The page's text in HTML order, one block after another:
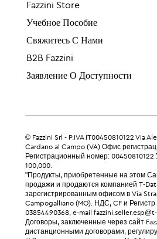
Fazzini Store
Учебное Пособие
Свяжитесь С Нами
B2B Fazzini
Заявление О Доступности
© Fazzini Srl - P.IVA IT00450810122 Via
Cardano al Campo (VA) Офис
Регистрационный номер: 00450810122
100,000.
"Продукты, приобретенные на этом
продажи и продаются компанией T-
зарегистрированным офисом в Via
Campogalliano (MO). НДС, CF и
03854490368, e-mail
Договоры, заключенные через сайт
дистанционными договорами,